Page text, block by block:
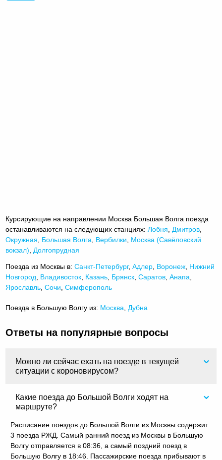
Курсирующие на направлении Москва Большая Волга поезда
останавливаются на следующих станциях:Лобня Дмитров
Окружная
Большая Волга Вербилки
Москва (Савёловский
вокзал)
Долгопрудная
Поезда из Москвы в:Санкт-Петербург,Адлер Воронеж Нижний
Новгород
Владивосток Казань Брянск ,Саратов ,Анапа
Ярославль ,Сочи ,Симферополь
Поезда в Большую Волгу из: Москва Дубна
Ответы на популярные вопросы
Можно ли сейчас ехать на поезде в текущей
ситуации с короновирусом?
Какие поезда до Большой Волги ходят на
маршруте?
Расписание поездов до Большой Волги из Москвы содержит
3 поезда РЖД. Самый ранний поезд из Москвы в Большую
Волгу отправляется в 08:36, а самый поздний поезд в
Большую Волгу в 18:46. Пассажирские поезда прибывают в